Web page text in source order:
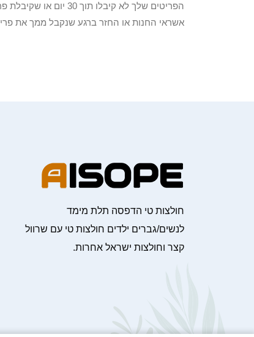
הפריטים שלך לא
אשראי החנות או החזר ברגע שנקבל ממך את
חולצות טי הדפסה תלת מימד
לנשים/גברים ילדים חולצות טי עם שרוול
קצר וחולצות ישראל אחרות.